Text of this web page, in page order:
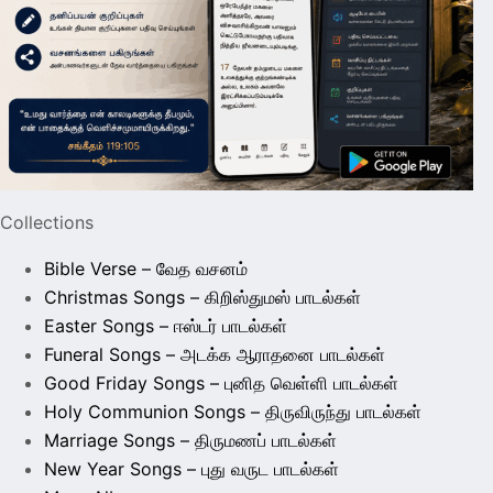
Collections
Bible Verse – வேத வசனம்
Christmas Songs – கிறிஸ்துமஸ் பாடல்கள்
Easter Songs – ஈஸ்டர் பாடல்கள்
Funeral Songs – அடக்க ஆராதனை பாடல்கள்
Good Friday Songs – புனித வெள்ளி பாடல்கள்
Holy Communion Songs – திருவிருந்து பாடல்கள்
Marriage Songs – திருமணப் பாடல்கள்
New Year Songs – புது வருட பாடல்கள்